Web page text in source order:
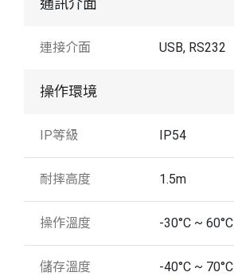
連接介面 USB, RS232
操作環境
IP等級 IP54
耐摔高度 1.5m
操作溫度 -30°C ~ 60°C
儲存溫度 -40°C ~ 70°C